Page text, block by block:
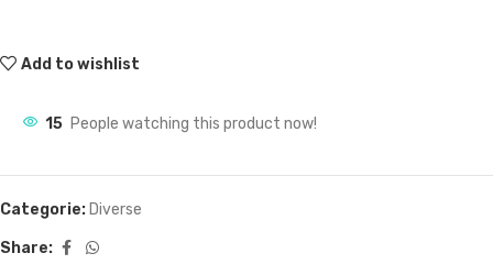
Add to wishlist
15 People watching this product now!
Categorie: Diverse
Share: